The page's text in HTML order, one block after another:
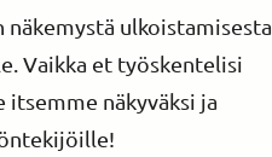
ulkoistamisesta
Vaikka et työskentelisi
näkyväksi ja